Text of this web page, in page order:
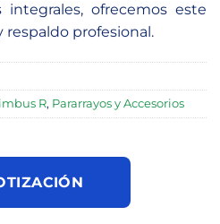
integrales, ofrecemos este
profesional.
R, Pararrayos y Accesorios